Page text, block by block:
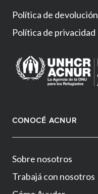
Política de devolución
Política de privacidad
CONOCÉ ACNUR
Sobre nosotros
Trabajá con nosotros